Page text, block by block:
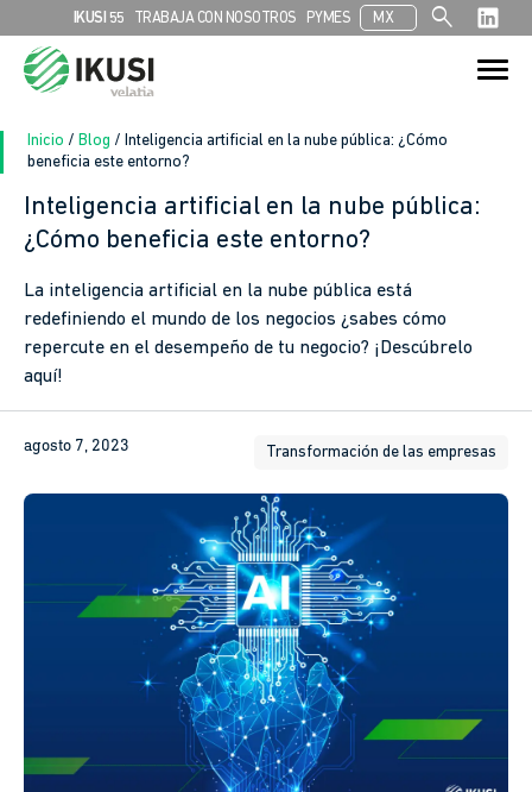
IKUSI 55 TRABAJA CON NOSOTROS PYMES MX search
Search
for:
Search Button
Inicio / Blog / Inteligencia artificial en la nube pública: ¿Cómo
beneficia este entorno?
Inteligencia artificial en la nube pública:
¿Cómo beneficia este entorno?
La inteligencia artificial en la nube pública está
redefiniendo el mundo de los negocios ¿sabes cómo
repercute en el desempeño de tu negocio? ¡Descúbrelo
aquí!
agosto 7, 2023 Transformación de las empresas